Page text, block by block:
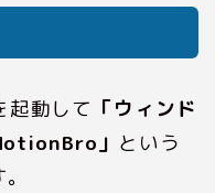
動して 「ウィンド
」 という